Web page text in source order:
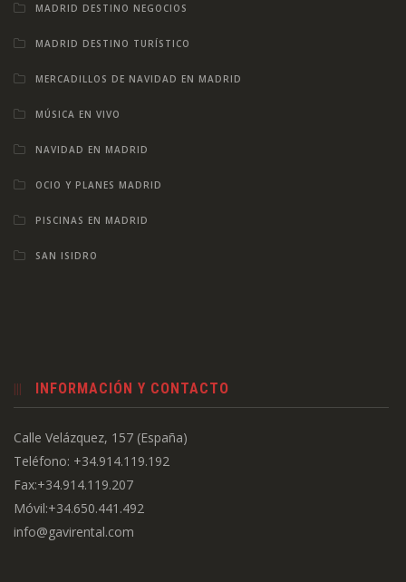
MADRID DESTINO NEGOCIOS
MADRID DESTINO TURÍSTICO
MERCADILLOS DE NAVIDAD EN MADRID
MÚSICA EN VIVO
NAVIDAD EN MADRID
OCIO Y PLANES MADRID
PISCINAS EN MADRID
SAN ISIDRO
INFORMACIÓN Y CONTACTO
Calle Velázquez, 157 (España)
Teléfono: +34.914.119.192
Fax:+34.914.119.207
Móvil:+34.650.441.492
info@gavirental.com